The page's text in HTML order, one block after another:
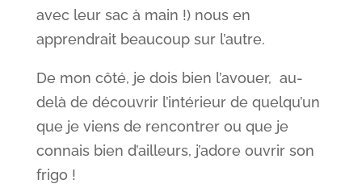
avec leur sac à main !) nous en
apprendrait beaucoup sur l’autre.
De mon côté, je dois bien l’avouer, au-
delà de découvrir l’intérieur de quelqu’un
que je viens de rencontrer ou que je
connais bien d’ailleurs, j’adore ouvrir son
frigo !